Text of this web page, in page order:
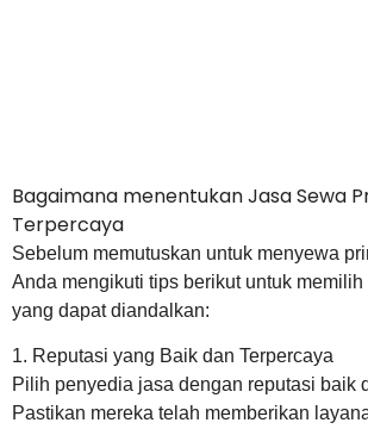
Bagaimana menentukan Jasa Sewa
Terpercaya
Sebelum memutuskan untuk menyewa
Anda mengikuti tips berikut untuk
yang dapat diandalkan:
1. Reputasi yang Baik dan Terpercaya
Pilih penyedia jasa dengan reputasi baik
Pastikan mereka telah memberikan